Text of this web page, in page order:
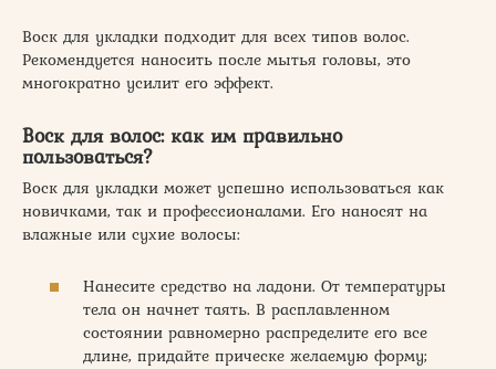
Воск для укладки подходит для всех типов волос.
Рекомендуется наносить после мытья головы, это
многократно усилит его эффект.
Воск для волос: как им правильно
пользоваться?
Воск для укладки может успешно использоваться как
новичками, так и профессионалами. Его наносят на
влажные или сухие волосы:
Нанесите средство на ладони. От температуры
тела он начнет таять. В расплавленном
состоянии равномерно распределите его все
длине, придайте прическе желаемую форму;